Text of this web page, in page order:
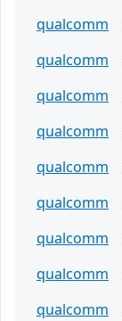
qualcomm
qualcomm
qualcomm
qualcomm
qualcomm
qualcomm
qualcomm
qualcomm
qualcomm